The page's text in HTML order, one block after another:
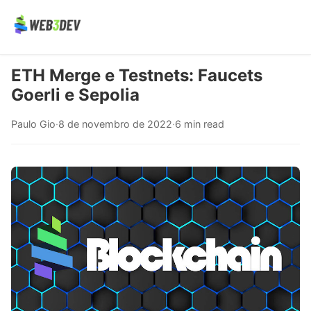
ETH Merge e Testnets: Faucets
Goerli e Sepolia
Paulo Gio·8 de novembro de 2022·6 min read